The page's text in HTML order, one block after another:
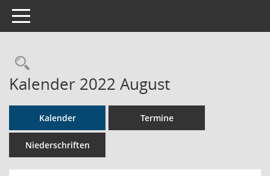
Toggle navigation
Rechercheauswahl
Kalender 2022 August
Kalender Termine
Niederschriften